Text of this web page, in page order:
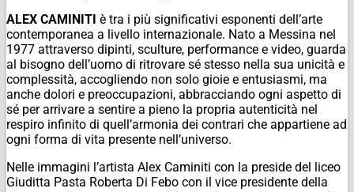
ALEX CAMINITI è tra i più significativi esponenti dell’arte
contemporanea a livello internazionale. Nato a Messina nel
1977 attraverso dipinti, sculture, performance e video, guarda
al bisogno dell’uomo di ritrovare sé stesso nella sua unicità e
complessità, accogliendo non solo gioie e entusiasmi, ma
anche dolori e preoccupazioni, abbracciando ogni aspetto di
sé per arrivare a sentire a pieno la propria autenticità nel
respiro infinito di quell’armonia dei contrari che appartiene ad
ogni forma di vita presente nell’universo.
Nelle immagini l’artista Alex Caminiti con la preside del liceo
Giuditta Pasta Roberta Di Febo con il vice presidente della